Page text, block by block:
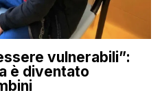
vulnerabili”:
è diventato